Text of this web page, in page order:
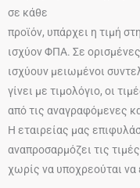
σε κάθε
προϊόν, υπάρχει η τιμή
ισχύον ΦΠΑ. Σε
ισχύουν μειωμένοι
γίνει με τιμολόγιο, οι
από τις αναγραφόμενες
Η εταιρείας μας
αναπροσαρμόζει τις
χωρίς να υποχρεούται